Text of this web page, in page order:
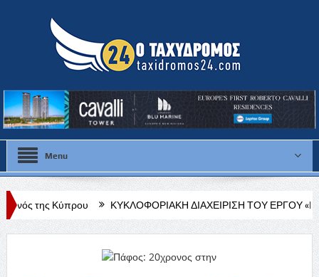
Menu
ΚΥΚΛΟΦΟΡΙΑΚΗ ΔΙΑΧΕΙΡΙΣΗ ΤΟΥ ΕΡΓΟΥ